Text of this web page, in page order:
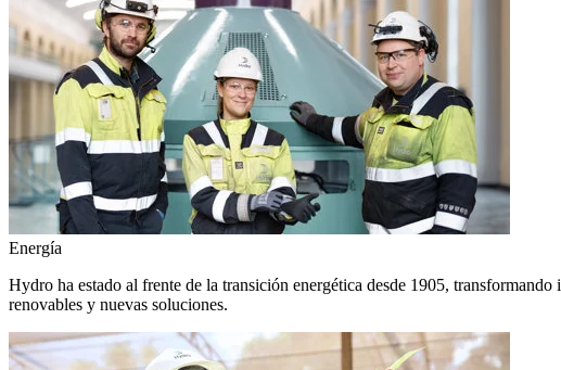
Energía
Hydro ha estado al frente de la transición energética desde 1905,
renovables y nuevas soluciones.